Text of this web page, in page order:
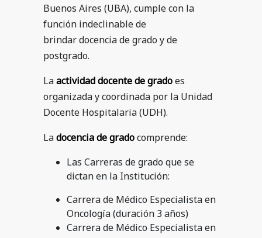
Buenos Aires (UBA), cumple con la
función indeclinable de
brindar docencia de grado y de
postgrado.
Laactividad docente de gradoes
organizada y coordinada por la Unidad
Docente Hospitalaria (UDH).
Ladocencia de gradocomprende:
Las Carreras de grado que se
dictan en la Institución:
Carrera de Médico Especialista en
Oncología (duración 3 años)
Carrera de Médico Especialista en